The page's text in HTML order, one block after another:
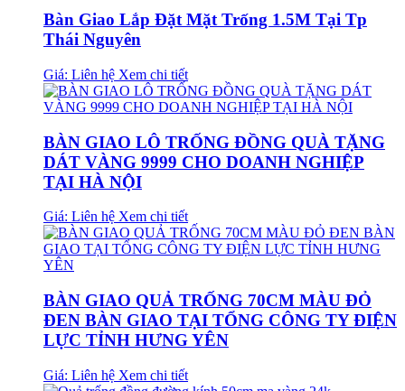
Bàn Giao Lắp Đặt Mặt Trống 1.5M Tại Tp
Thái Nguyên
Giá: Liên hệ Xem chi tiết
BÀN GIAO LÔ TRỐNG ĐỒNG QUÀ TẶNG
DÁT VÀNG 9999 CHO DOANH NGHIỆP
TẠI HÀ NỘI
Giá: Liên hệ Xem chi tiết
BÀN GIAO QUẢ TRỐNG 70CM MÀU ĐỎ
ĐEN BÀN GIAO TẠI TỔNG CÔNG TY ĐIỆN
LỰC TỈNH HƯNG YÊN
Giá: Liên hệ Xem chi tiết